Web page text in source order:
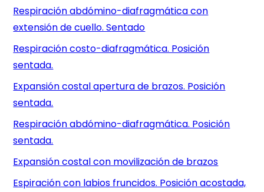
Respiración abdómino-diafragmática con
extensión de cuello. Sentado
Respiración costo-diafragmática. Posición
sentada.
Expansión costal apertura de brazos. Posición
sentada.
Respiración abdómino-diafragmática. Posición
sentada.
Expansión costal con movilización de brazos
Espiración con labios fruncidos. Posición acostada,